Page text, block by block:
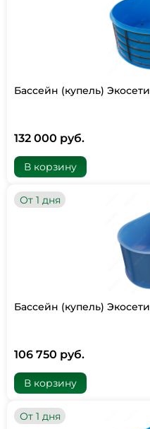
Бассейн (купель)
132 000 руб.
В корзину
От 1 дня
Бассейн (купель)
106 750 руб.
В корзину
От 1 дня